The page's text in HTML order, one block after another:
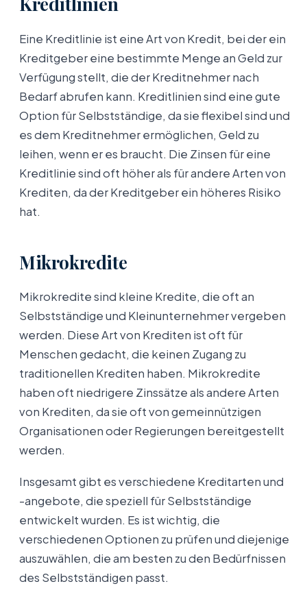
Eine Kreditlinie ist eine Art von Kredit, bei der ein
Kreditgeber eine bestimmte Menge an Geld zur
Verfügung stellt, die der Kreditnehmer nach
Bedarf abrufen kann. Kreditlinien sind eine gute
Option für Selbstständige, da sie flexibel sind und
es dem Kreditnehmer ermöglichen, Geld zu
leihen, wenn er es braucht. Die Zinsen für eine
Kreditlinie sind oft höher als für andere Arten von
Krediten, da der Kreditgeber ein höheres Risiko
hat.
Mikrokredite
Mikrokredite sind kleine Kredite, die oft an
Selbstständige und Kleinunternehmer vergeben
werden. Diese Art von Krediten ist oft für
Menschen gedacht, die keinen Zugang zu
traditionellen Krediten haben. Mikrokredite
haben oft niedrigere Zinssätze als andere Arten
von Krediten, da sie oft von gemeinnützigen
Organisationen oder Regierungen bereitgestellt
werden.
Insgesamt gibt es verschiedene Kreditarten und
-angebote, die speziell für Selbstständige
entwickelt wurden. Es ist wichtig, die
verschiedenen Optionen zu prüfen und diejenige
auszuwählen, die am besten zu den Bedürfnissen
des Selbstständigen passt.